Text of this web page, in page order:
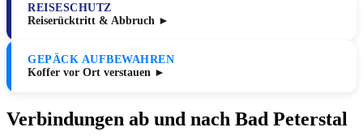
REISESCHUTZ
Reiserücktritt & Abbruch ►
GEPÄCK AUFBEWAHREN
Koffer vor Ort verstauen ►
Verbindungen ab und nach Bad Peterstal